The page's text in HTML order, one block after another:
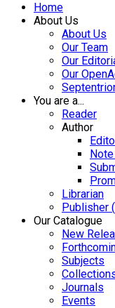
Home
About Us
About Us
Our Team
Our
Our
You are a...
Reader
Author
Librarian
Publisher
Our Catalogue
New
Subjects
Journals
Events